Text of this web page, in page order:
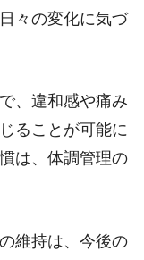
々の変化に気づ
、違和感や痛み
ることが可能に
は、体調管理の
維持は、今後の